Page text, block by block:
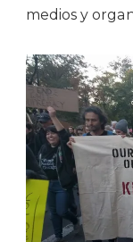
medios y